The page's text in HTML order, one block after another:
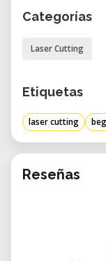
Monat
bei
Termine sind
Anmeldung
oder schreibe
Categorías
Laser Cutting
Etiquetas
laser cutting
Reseñas